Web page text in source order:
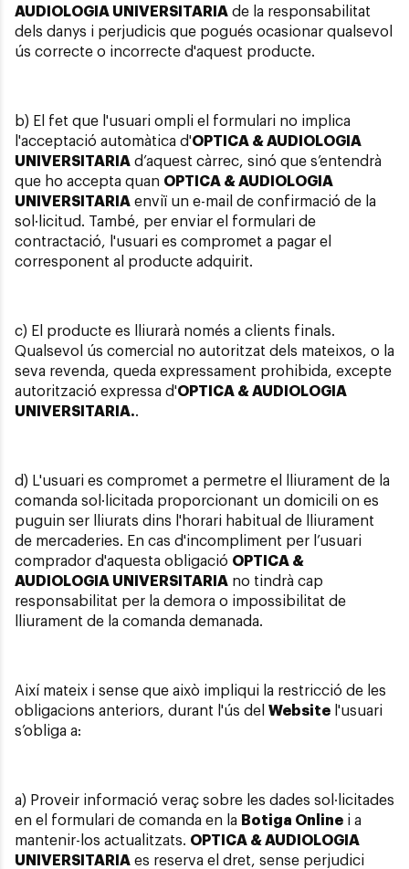
AUDIOLOGIA UNIVERSITARIA de la responsabilitat
dels danys i perjudicis que pogués ocasionar qualsevol
ús correcte o incorrecte d'aquest producte.
b) El fet que l'usuari ompli el formulari no implica
l'acceptació automàtica d'OPTICA & AUDIOLOGIA
UNIVERSITARIA d’aquest càrrec, sinó que s’entendrà
que ho accepta quan OPTICA & AUDIOLOGIA
UNIVERSITARIA enviï un e-mail de confirmació de la
sol·licitud. També, per enviar el formulari de
contractació, l'usuari es compromet a pagar el
corresponent al producte adquirit.
c) El producte es lliurarà només a clients finals.
Qualsevol ús comercial no autoritzat dels mateixos, o la
seva revenda, queda expressament prohibida, excepte
autorització expressa d'OPTICA & AUDIOLOGIA
UNIVERSITARIA..
d) L'usuari es compromet a permetre el lliurament de la
comanda sol·licitada proporcionant un domicili on es
puguin ser lliurats dins l'horari habitual de lliurament
de mercaderies. En cas d'incompliment per l’usuari
comprador d'aquesta obligació OPTICA &
AUDIOLOGIA UNIVERSITARIA no tindrà cap
responsabilitat per la demora o impossibilitat de
lliurament de la comanda demanada.
Així mateix i sense que això impliqui la restricció de les
obligacions anteriors, durant l'ús del Website l'usuari
s’obliga a:
a) Proveir informació veraç sobre les dades sol·licitades
en el formulari de comanda en la Botiga Online i a
mantenir-los actualitzats. OPTICA & AUDIOLOGIA
UNIVERSITARIA es reserva el dret, sense perjudici